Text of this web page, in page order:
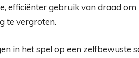
efficiënter gebruik van draad
te vergroten.
in het spel op een zelfbewuste